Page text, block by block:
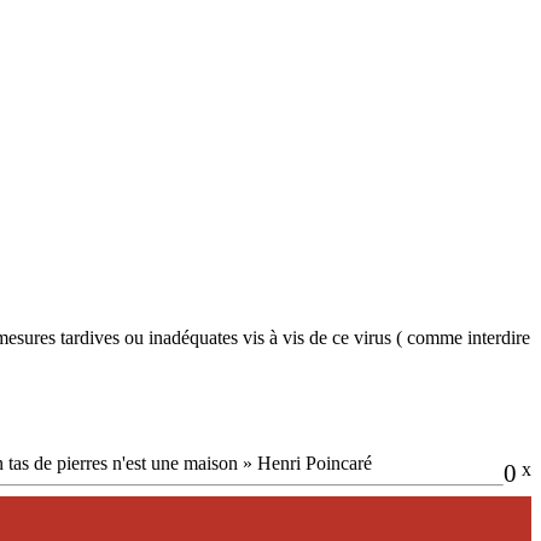
tardives ou inadéquates vis à vis de ce virus ( comme interdire
0 x
de pierres n'est une maison » Henri Poincaré